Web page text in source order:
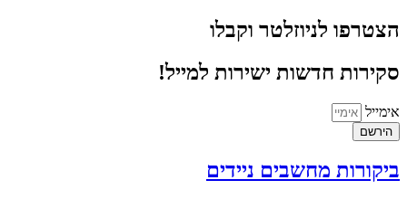
הצטרפו לניוזלטר וקבלו
סקירות חדשות ישירות למייל!
אימייל
הירשם
ביקורות מחשבים ניידים